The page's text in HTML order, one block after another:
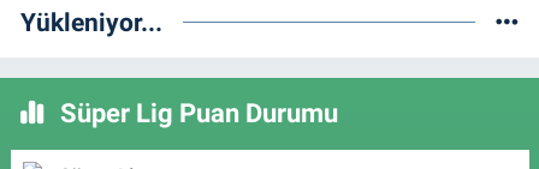
FATİH MAH. DOĞAN CAD. NO:61(BEŞYOL ALTI - FATİH ASM VE KIZ
TEKNİK LİSESİ YANI)
Yenikale Eczanesi
DİKKALDIRIM MAH. HAT CAD. NO:1 1-B(ZÜBEYDE HANIM DOĞUMEVİ
Yükleniyor...
Süper Lig Puan Durumu